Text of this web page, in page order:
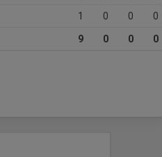
1 0 0 0
9 0 0 0